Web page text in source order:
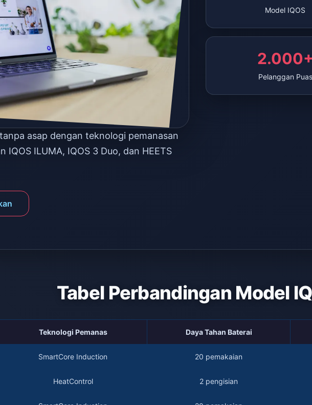
asap dengan teknologi pemanasan
IQOS ILUMA, IQOS 3 Duo, dan HEETS
Model IQOS
Pelanggan Puas
Tabel Perbandingan Model
Teknologi Pemanas Daya Tahan Baterai
SmartCore Induction 20 pemakaian
HeatControl 2 pengisian